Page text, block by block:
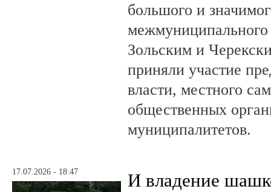
большого и
Зольским и
приняли участие
власти, местного
общественных
муниципалитетов.
17.07.2026 - 18:47
И владение